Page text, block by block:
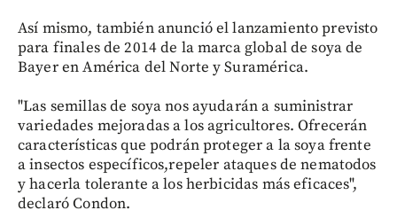
Así mismo, también anunció el lanzamiento previsto
para finales de 2014 de la marca global de soya de
Bayer en América del Norte y Suramérica.
"Las semillas de soya nos ayudarán a suministrar
variedades mejoradas a los agricultores. Ofrecerán
características que podrán proteger a la soya frente
a insectos específicos,repeler ataques de nematodos
y hacerla tolerante a los herbicidas más eficaces",
declaró Condon.